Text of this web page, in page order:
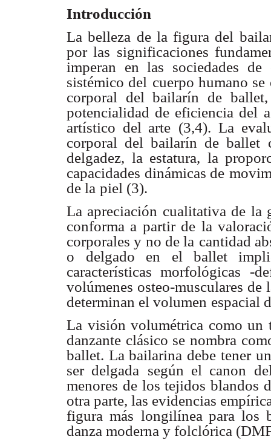
Introducción
La belleza de la figura del
por las significaciones
imperan en las sociedades de
sistémico del cuerpo humano
corporal del bailarín de
potencialidad de eficiencia del
artístico del arte (3,4). La
corporal del bailarín de ballet
delgadez, la estatura, la
capacidades dinámicas de
de la piel (3).
La apreciación cualitativa de la
conforma a partir de la
corporales y no de la cantidad
o
delgado en el ballet
características morfológicas -
volúmenes osteo-musculares de
determinan el volumen espacial
La visión volumétrica como un
danzante clásico se nombra
ballet. La bailarina debe tener
ser delgada según el canon
menores de los tejidos blandos
otra parte, las evidencias
figura más longilínea para los
danza moderna y folclórica